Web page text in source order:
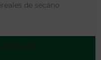
de secano